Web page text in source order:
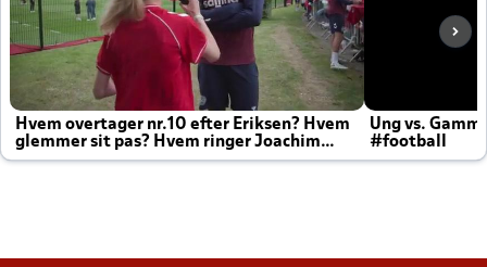
Hvem overtager nr.10 efter Eriksen? Hvem
glemmer sit pas? Hvem ringer Joachim
altid til efter kampe?
Ung vs.
#football